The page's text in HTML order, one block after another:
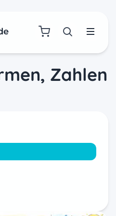
SucheMenü
Zahlen